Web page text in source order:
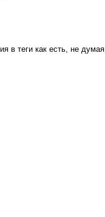
в теги как есть, не думая.